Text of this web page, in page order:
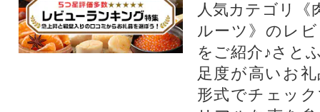
人気カテゴリ《
ルーツ》のレ
をご紹介♪さと
足度が高いお
形式でチェッ